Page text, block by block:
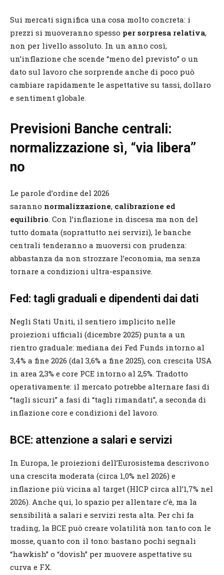
Sui mercati significa una cosa molto concreta: i
prezzi si muoveranno spesso per sorpresa relativa,
non per livello assoluto. In un anno così,
un’inflazione che scende “meno del previsto” o un
dato sul lavoro che sorprende anche di poco può
cambiare rapidamente le aspettative su tassi, dollaro
e sentiment globale.
Previsioni Banche centrali:
normalizzazione sì, “via libera”
no
Le parole d’ordine del 2026
saranno normalizzazione, calibrazione ed
equilibrio. Con l’inflazione in discesa ma non del
tutto domata (soprattutto nei servizi), le banche
centrali tenderanno a muoversi con prudenza:
abbastanza da non strozzare l’economia, ma senza
tornare a condizioni ultra-espansive.
Fed: tagli graduali e dipendenti dai dati
Negli Stati Uniti, il sentiero implicito nelle
proiezioni ufficiali (dicembre 2025) punta a un
rientro graduale: mediana dei Fed Funds intorno al
3,4% a fine 2026 (dal 3,6% a fine 2025), con crescita USA
in area 2,3% e core PCE intorno al 2,5%. Tradotto
operativamente: il mercato potrebbe alternare fasi di
“tagli sicuri” a fasi di “tagli rimandati”, a seconda di
inflazione core e condizioni del lavoro.
BCE: attenzione a salari e servizi
In Europa, le proiezioni dell’Eurosistema descrivono
una crescita moderata (circa 1,0% nel 2026) e
inflazione più vicina al target (HICP circa all’1,7% nel
2026). Anche qui, lo spazio per allentare c’è, ma la
sensibilità a salari e servizi resta alta. Per chi fa
trading, la BCE può creare volatilità non tanto con le
mosse, quanto con il tono: bastano pochi segnali
“hawkish” o “dovish” per muovere aspettative su
curva e FX.